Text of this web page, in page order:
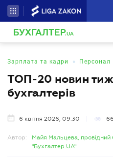
БУХГАЛТЕР.UA
Зарплата та кадри • Персонал
ТОП-20 новин
бухгалтерів
6 квітня 2026, 09:30
Автор:
Майя Мальцева, провідний
"Бухгалтер.UA"